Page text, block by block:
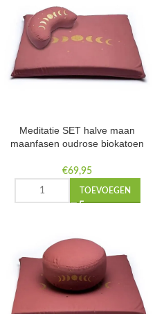
Meditatie SET halve maan
maanfasen oudrose biokatoen
€69,95
TOEVOEGEN